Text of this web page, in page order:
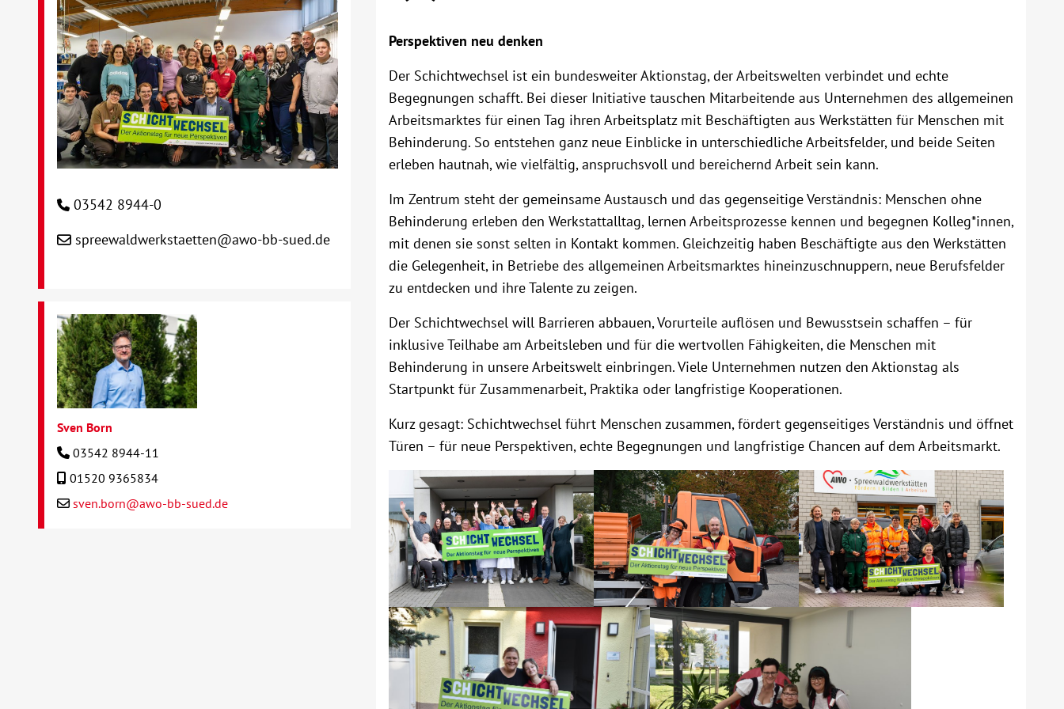
Perspektiven neu denken
Der Schichtwechsel ist ein bundesweiter Aktionstag, der Arbeitswelten verbindet und echte
Begegnungen schafft. Bei dieser Initiative tauschen Mitarbeitende aus Unternehmen des allgemeinen
Arbeitsmarktes für einen Tag ihren Arbeitsplatz mit Beschäftigten aus Werkstätten für Menschen mit
Behinderung. So entstehen ganz neue Einblicke in unterschiedliche Arbeitsfelder, und beide Seiten
erleben hautnah, wie vielfältig, anspruchsvoll und bereichernd Arbeit sein kann.
Im Zentrum steht der gemeinsame Austausch und das gegenseitige Verständnis: Menschen ohne
Behinderung erleben den Werkstattalltag, lernen Arbeitsprozesse kennen und begegnen Kolleg*innen,
mit denen sie sonst selten in Kontakt kommen. Gleichzeitig haben Beschäftigte aus den Werkstätten
die Gelegenheit, in Betriebe des allgemeinen Arbeitsmarktes hineinzuschnuppern, neue Berufsfelder
zu entdecken und ihre Talente zu zeigen.
Der Schichtwechsel will Barrieren abbauen, Vorurteile auflösen und Bewusstsein schaffen – für
inklusive Teilhabe am Arbeitsleben und für die wertvollen Fähigkeiten, die Menschen mit
Behinderung in unsere Arbeitswelt einbringen. Viele Unternehmen nutzen den Aktionstag als
Startpunkt für Zusammenarbeit, Praktika oder langfristige Kooperationen.
Kurz gesagt: Schichtwechsel führt Menschen zusammen, fördert gegenseitiges Verständnis und öffnet
Türen – für neue Perspektiven, echte Begegnungen und langfristige Chancen auf dem Arbeitsmarkt.
03542 8944-0
spreewaldwerkstaetten@awo-bb-sued.de
Sven Born
03542 8944-11
01520 9365834
sven.born@awo-bb-sued.de